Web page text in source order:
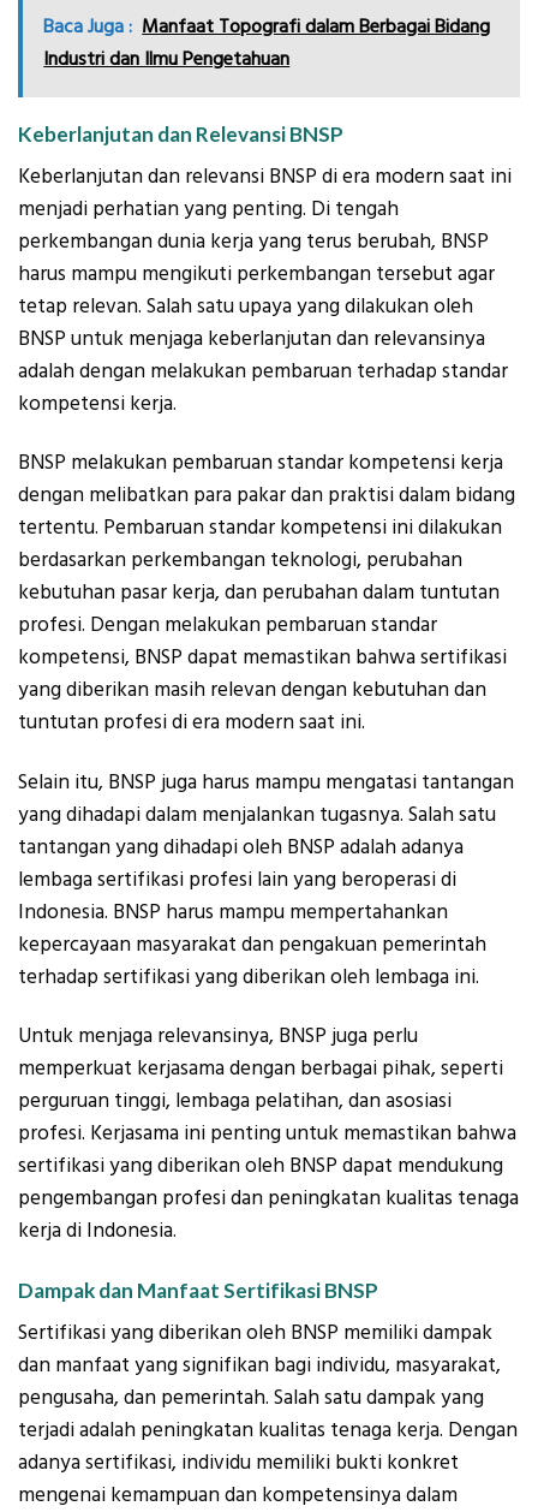
Baca Juga : Manfaat Topografi dalam Berbagai Bidang
Industri dan Ilmu Pengetahuan
Keberlanjutan dan Relevansi BNSP
Keberlanjutan dan relevansi BNSP di era modern saat ini
menjadi perhatian yang penting. Di tengah
perkembangan dunia kerja yang terus berubah, BNSP
harus mampu mengikuti perkembangan tersebut agar
tetap relevan. Salah satu upaya yang dilakukan oleh
BNSP untuk menjaga keberlanjutan dan relevansinya
adalah dengan melakukan pembaruan terhadap standar
kompetensi kerja.
BNSP melakukan pembaruan standar kompetensi kerja
dengan melibatkan para pakar dan praktisi dalam bidang
tertentu. Pembaruan standar kompetensi ini dilakukan
berdasarkan perkembangan teknologi, perubahan
kebutuhan pasar kerja, dan perubahan dalam tuntutan
profesi. Dengan melakukan pembaruan standar
kompetensi, BNSP dapat memastikan bahwa sertifikasi
yang diberikan masih relevan dengan kebutuhan dan
tuntutan profesi di era modern saat ini.
Selain itu, BNSP juga harus mampu mengatasi tantangan
yang dihadapi dalam menjalankan tugasnya. Salah satu
tantangan yang dihadapi oleh BNSP adalah adanya
lembaga sertifikasi profesi lain yang beroperasi di
Indonesia. BNSP harus mampu mempertahankan
kepercayaan masyarakat dan pengakuan pemerintah
terhadap sertifikasi yang diberikan oleh lembaga ini.
Untuk menjaga relevansinya, BNSP juga perlu
memperkuat kerjasama dengan berbagai pihak, seperti
perguruan tinggi, lembaga pelatihan, dan asosiasi
profesi. Kerjasama ini penting untuk memastikan bahwa
sertifikasi yang diberikan oleh BNSP dapat mendukung
pengembangan profesi dan peningkatan kualitas tenaga
kerja di Indonesia.
Dampak dan Manfaat Sertifikasi BNSP
Sertifikasi yang diberikan oleh BNSP memiliki dampak
dan manfaat yang signifikan bagi individu, masyarakat,
pengusaha, dan pemerintah. Salah satu dampak yang
terjadi adalah peningkatan kualitas tenaga kerja. Dengan
adanya sertifikasi, individu memiliki bukti konkret
mengenai kemampuan dan kompetensinya dalam